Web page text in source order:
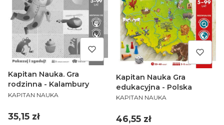
Kapitan Nauka. Gra
rodzinna - Kalambury
PRODUCENT
KAPITAN NAUKA
Cena
35,15 zł
Kapitan Nauka Gra
edukacyjna - Polska
PRODUCENT
KAPITAN NAUKA
Cena
46,55 zł